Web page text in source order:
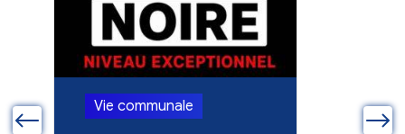
Vie communale Vie